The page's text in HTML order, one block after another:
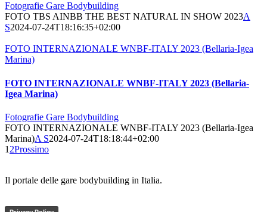
Fotografie Gare Bodybuilding
FOTO TBS AINBB THE BEST NATURAL IN SHOW 2023A
S2024-07-24T18:16:35+02:00
FOTO INTERNAZIONALE WNBF-ITALY 2023 (Bellaria-Igea
Marina)
FOTO INTERNAZIONALE WNBF-ITALY 2023 (Bellaria-
Igea Marina)
Fotografie Gare Bodybuilding
FOTO INTERNAZIONALE WNBF-ITALY 2023 (Bellaria-Igea
Marina)A S2024-07-24T18:18:44+02:00
1 2Prossimo
Il portale delle gare bodybuilding in Italia.